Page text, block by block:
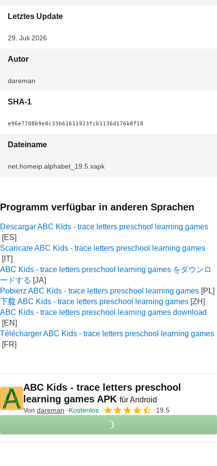
Letztes Update
29. Juli 2026
Autor
dareman
SHA-1
e96e7708b9e8c33b61611923fcb1136d176b8f18
Dateiname
net.homeip.alphabet_19.5.xapk
Programm verfügbar in anderen Sprachen
Descargar ABC Kids - trace letters preschool learning games
Scaricare ABC Kids - trace letters preschool learning games
ABC Kids - trace letters preschool learning games をダウンロ
ードする
Pobierz ABC Kids - trace letters preschool learning games
下载 ABC Kids - trace letters preschool learning games
ABC Kids - trace letters preschool learning games download
Télécharger ABC Kids - trace letters preschool learning games
ABC Kids - trace letters preschool
learning games APK für Android
Von dareman Kostenlos 19.5